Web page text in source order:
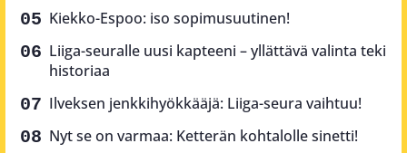
Kiekko-Espoo: iso sopimusuutinen!
Liiga-seuralle uusi kapteeni – yllättävä valinta teki
historiaa
Ilveksen jenkkihyökkääjä: Liiga-seura vaihtuu!
Nyt se on varmaa: Ketterän kohtalolle sinetti!